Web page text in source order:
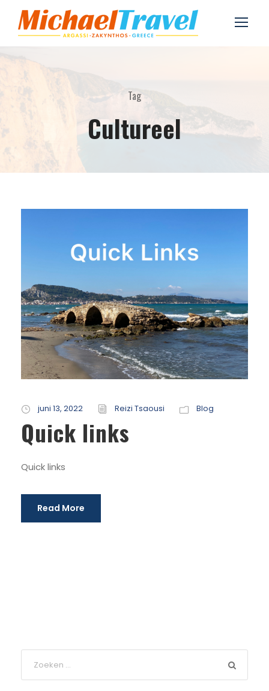
Tag
Cultureel
juni 13, 2022 Reizi Tsaousi Blog
Quick links
Quick links
Read More